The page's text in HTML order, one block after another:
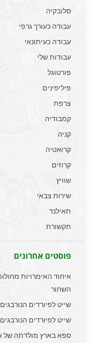
סלובקיה
עבודה כעורך גרפי
עבודה כעיתונאי
עבודות שלי
פורטוגל
פיליפינים
צרפת
קמבודיה
קניה
קרואטיה
קרוזים
שוויץ
שירות צבאי
תאילנד
תקשורת
פוסטים אחרונים
איחוד האימרויות
השחור
שייט לפיורדים
שייט לפיורדים
ספא בארץ מולדתה של